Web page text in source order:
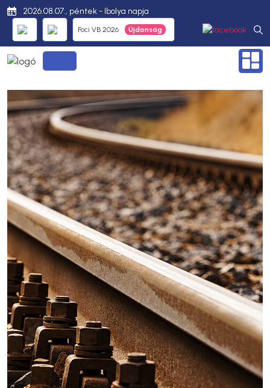
2026.08.07., péntek - Ibolya napja
Foci VB 2026